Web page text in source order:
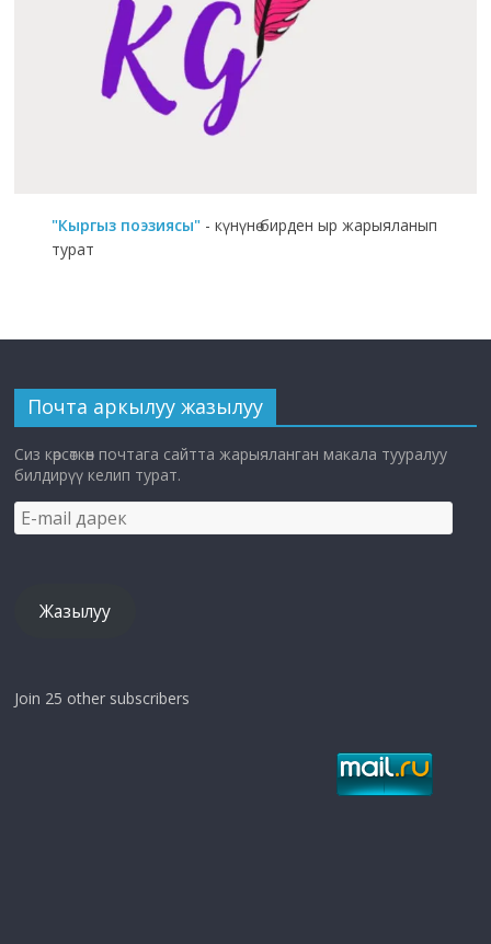
"Кыргыз поэзиясы" - күнүнө бирден ыр жарыяланып
турат
Почта аркылуу жазылуу
Сиз көрсөткөн почтага сайтта жарыяланган макала тууралуу
билдирүү келип турат.
E-
mail
Жазылуу
Join 25 other subscribers